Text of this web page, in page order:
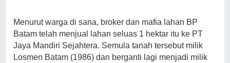
Menurut warga di sana, broker dan mafia lahan BP
Batam telah menjual lahan seluas 1 hektar itu ke PT
Jaya Mandiri Sejahtera. Semula tanah tersebut milik
Losmen Batam (1986) dan berganti lagi menjadi milik